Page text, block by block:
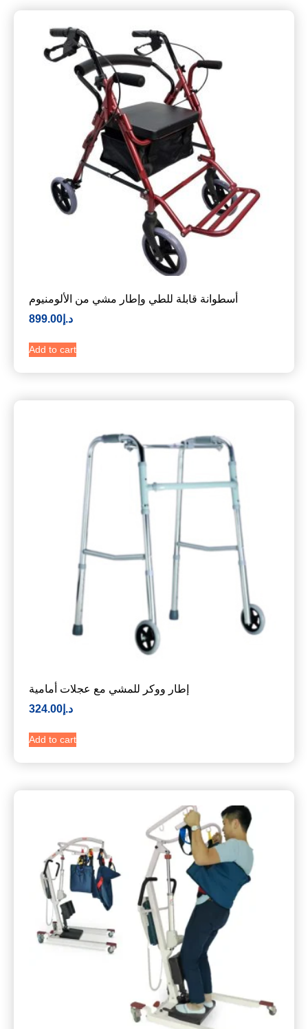
أسطوانة قابلة للطي وإطار مشي من الألومنيوم
د.إ 899.00
Add to cart
إطار ووكر للمشي مع عجلات أمامية
د.إ 324.00
Add to cart